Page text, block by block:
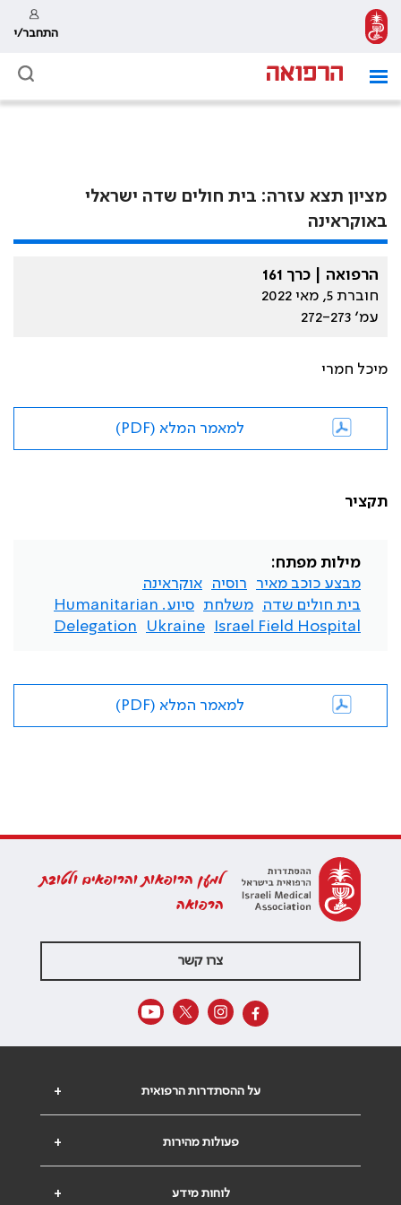
התחבר/י
מציון תצא עזרה: בית חולים שדה ישראלי
באוקראינה
הרפואה | כרך 161
חוברת 5, מאי 2022
עמ׳ 272-273
מיכל חמרי
למאמר המלא (PDF)
תקציר
מילות מפתח:
מבצע כוכב מאיר
רוסיה
אוקראינה
בית חולים שדה
משלחת
סיוע. Humanitarian
Israel Field Hospital
Ukraine
Delegation
למאמר המלא (PDF)
למען הרופאות והרופאים ולטובת
הרפואה
צרו קשר
+ על ההסתדרות הרפואית
+ פעולות מהירות
+ לוחות מידע